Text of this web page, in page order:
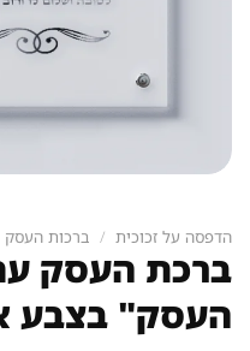
הדפסה על זכוכית / ברכות העסק
ברכת העסק
העסק" בצבע